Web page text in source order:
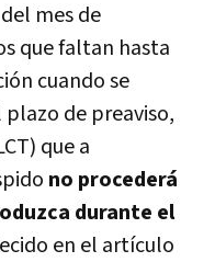
mes de
que faltan hasta
cuando se
de preaviso,
que a
no procederá
durante el
en el artículo